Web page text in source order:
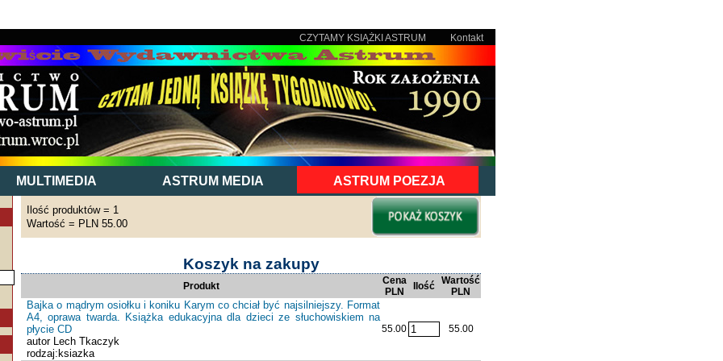
Kontakt
CZYTAMY KSIĄŻKI ASTRUM
MULTIMEDIA ASTRUM MEDIA ASTRUM POEZJA
Ilość produktów = 1
Wartość = PLN 55.00
Koszyk na zakupy
Produkt
Cena
PLN
Ilość Wartość
PLN
Bajka o mądrym osiołku i koniku Karym co chciał być najsilniejszy. Format
A4, oprawa twarda. Książka edukacyjna dla dzieci ze słuchowiskiem na
płycie CD
autor Lech Tkaczyk
rodzaj:ksiazka
55.00 55.00